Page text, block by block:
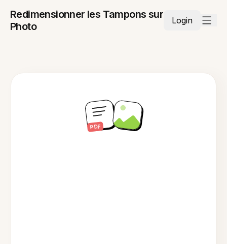
Redimensionner les Tampons sur
Photo
Login